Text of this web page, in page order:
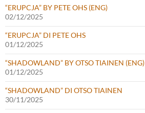
“ERUPCJA” BY PETE OHS (ENG)
02/12/2025
“ERUPCJA” DI PETE OHS
01/12/2025
“SHADOWLAND” BY OTSO TIAINEN (ENG)
01/12/2025
“SHADOWLAND” DI OTSO TIAINEN
30/11/2025